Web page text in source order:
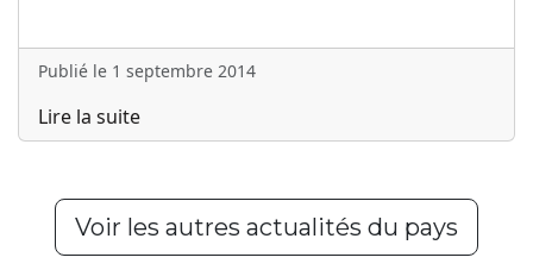
Publié le 1 septembre 2014
Lire la suite
Voir les autres actualités du pays